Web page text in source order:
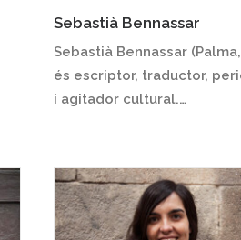
Sebastià Bennassar
Sebastià Bennassar
és escriptor, traductor,
i agitador cultural.…